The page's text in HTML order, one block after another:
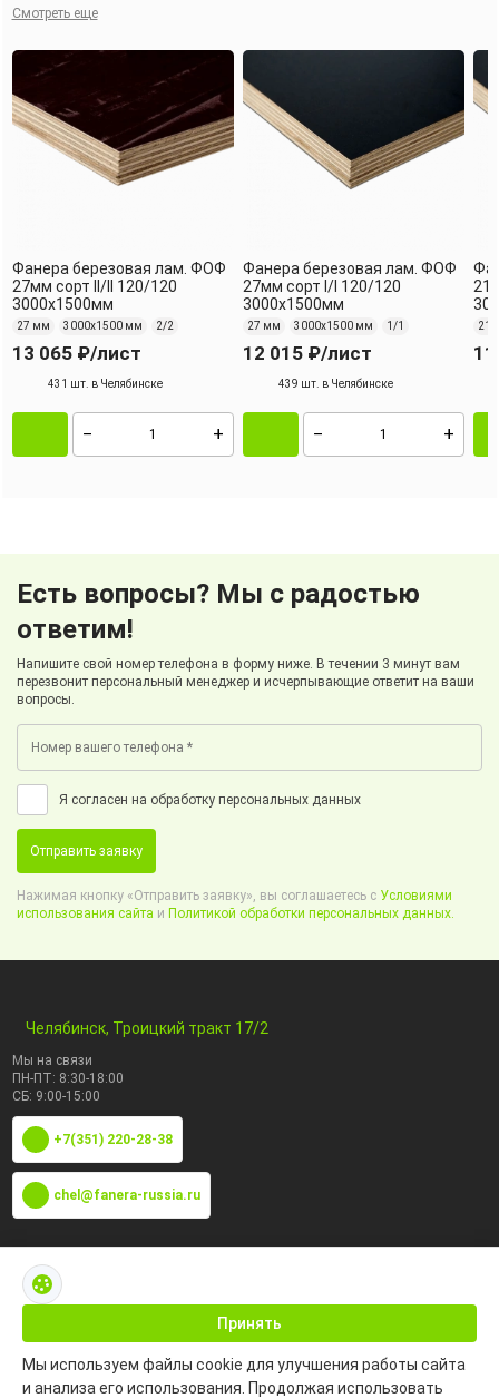
Смотреть еще
Фанера березовая лам. ФОФ
27мм сорт II/II 120/120
3000х1500мм
27 мм 3000х1500 мм 2/2
13 065 ₽/лист
431 шт. в Челябинске
Фанера березовая лам. ФОФ
27мм сорт I/I 120/120
3000х1500мм
27 мм 3000х1500 мм 1/1
12 015 ₽/лист
439 шт. в Челябинске
21
Есть вопросы? Мы с радостью
ответим!
Напишите свой номер телефона в форму ниже. В течении 3 минут вам
перезвонит персональный менеджер и исчерпывающие ответит на ваши
вопросы.
Я согласен на обработку персональных данных
Отправить заявку
Нажимая кнопку «Отправить заявку», вы соглашаетесь с Условиями
использования сайта и Политикой обработки персональных данных.
Мы используем файлы cookie для улучшения работы сайта
и анализа его использования. Продолжая использовать
Принять
Челябинск, Троицкий тракт 17/2
Мы на связи
ПН-ПТ: 8:30-18:00
СБ: 9:00-15:00
+7(351) 220-28-38
chel@fanera-russia.ru
По маркам
Каталог по сфере применения
Информация